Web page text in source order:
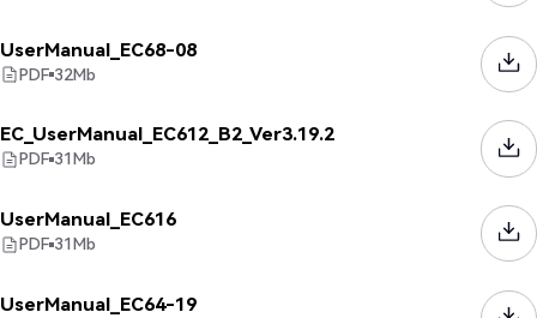
UserManual_EC68-08
PDF 32Mb
EC_UserManual_EC612_B2_Ver3.19.2
PDF 31Mb
UserManual_EC616
PDF 31Mb
UserManual_EC64-19